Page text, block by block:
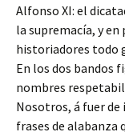
Alfonso XI: el
la supremacía, y
historiadores todo
En los dos bandos
nombres
Nosotros, á fuer
frases de alabanza